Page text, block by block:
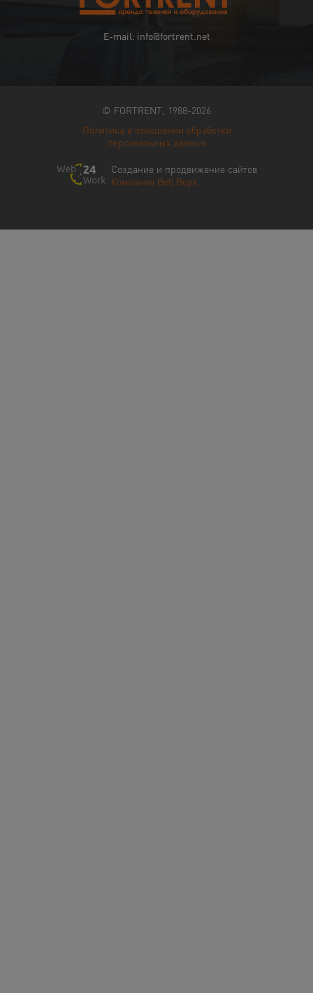
E-mail: info@fortrent.net
© FORTRENT, 1988-2026
Политика в отношении обработки
персональных данных
Создание и продвижение сайтов
Компания Веб Ворк